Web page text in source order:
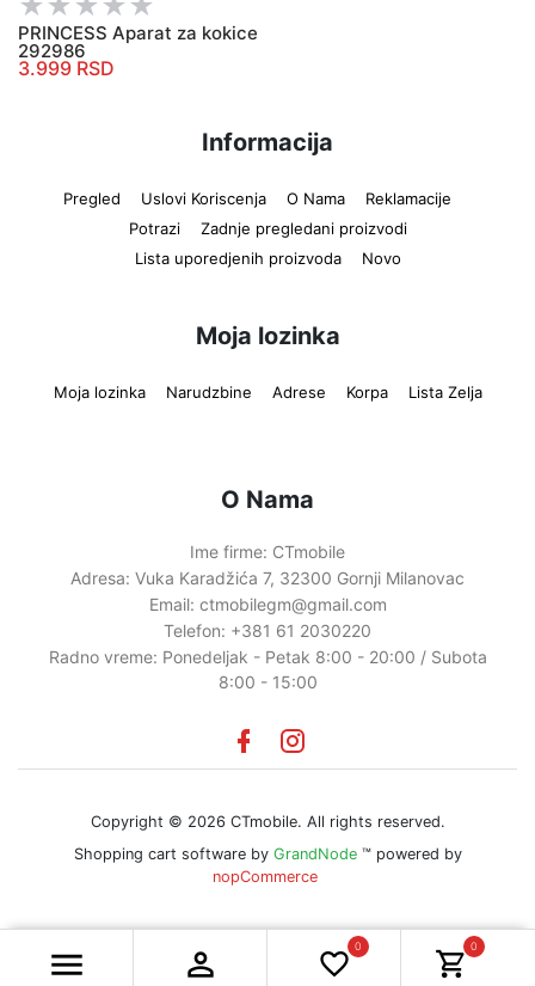
0 0
PRINCESS Aparat za kokice
292986
3.999 RSD
Informacija
Pregled Uslovi Koriscenja O Nama
Reklamacije
Potrazi
Zadnje pregledani proizvodi
Lista uporedjenih proizvoda
Novo
Moja lozinka
Moja lozinka Narudzbine Adrese Korpa Lista Zelja
O Nama
Ime firme: CTmobile
Adresa: Vuka Karadžića 7, 32300 Gornji Milanovac
Email: ctmobilegm@gmail.com
Telefon: +381 61 2030220
Radno vreme: Ponedeljak - Petak 8:00 - 20:00 / Subota
8:00 - 15:00
Facebook
instagram
Copyright © 2026 CTmobile. All rights reserved.
Shopping cart software by GrandNode ™ powered by
nopCommerce